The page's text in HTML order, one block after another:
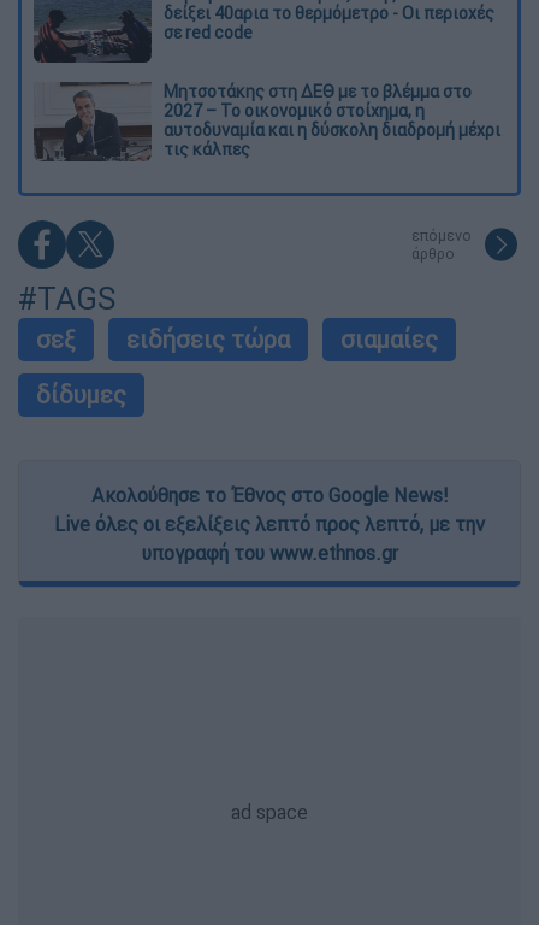
δείξει 40αρια το θερμόμετρο - Οι περιοχές
σε red code
Μητσοτάκης στη ΔΕΘ με το βλέμμα στο
2027 – Το οικονομικό στοίχημα, η
αυτοδυναμία και η δύσκολη διαδρομή μέχρι
τις κάλπες
επόμενο
άρθρο
#TAGS
σεξ ειδήσεις τώρα
σιαμαίες
δίδυμες
Ακολούθησε το Έθνος στο Google News!
Live όλες οι εξελίξεις λεπτό προς λεπτό, με την
υπογραφή του www.ethnos.gr